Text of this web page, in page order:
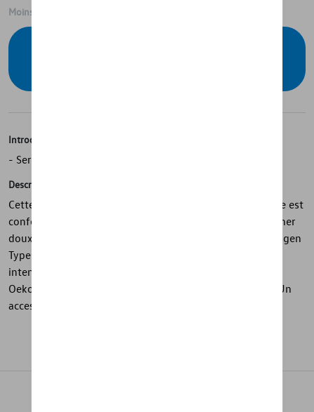
Moins de 5 pcs disponibles.
Introduction
- Serviette de bain en éponge simple épaisseur
Description
Cette serviette de bain bleu clair de la collection Heritage est
confectionnée en éponge de haute qualité pour un toucher
doux et confortable. Le motif emblématique du Volkswagen
Type 2 est tissé en relief pour un rendu élégant et
intemporel. Produite par Möve, elle répond à la norme
Oeko-Tex Standard 100 et est fabriquée en Allemagne. Un
accessoire premium alliant confort et style.